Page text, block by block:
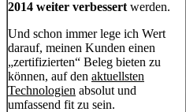
2014 weiter verbessert werden.
Und schon immer lege ich Wert
darauf, meinen Kunden einen
„zertifizierten“ Beleg bieten zu
können, auf den aktuellsten
Technologien absolut und
umfassend fit zu sein.